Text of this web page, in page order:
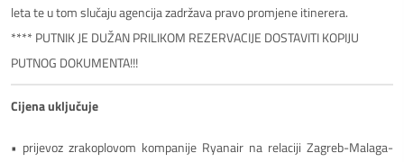
leta te u tom slučaju agencija zadržava pravo promjene itinerera.
**** PUTNIK JE DUŽAN PRILIKOM REZERVACIJE DOSTAVITI KOPIJU
PUTNOG DOKUMENTA!!!
Cijena uključuje
• prijevoz zrakoplovom kompanije Ryanair na relaciji Zagreb-Malaga-